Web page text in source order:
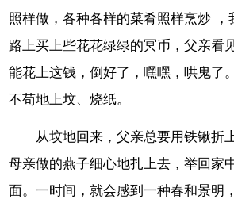
照样做，各种各样的菜肴照样烹炒 ，
路上买上些花花绿绿的冥币，父亲看
能花上这钱，倒好了，嘿嘿，哄鬼了
不苟地上坟、烧纸。
从坟地回来，父亲总要用铁锹折
母亲做的燕子细心地扎上去，举回家
面。一时间，就会感到一种春和景明